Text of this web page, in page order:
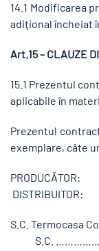
14.1 Modificarea
adiţional încheiat
Art.15 – CLAUZE
15.1 Prezentul
aplicabile în
Prezentul
exemplare, câte
DISTRIBUITOR:
S.C.
S.C.